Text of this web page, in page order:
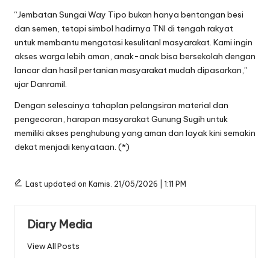
“Jembatan Sungai Way Tipo bukan hanya bentangan besi
dan semen, tetapi simbol hadirnya TNI di tengah rakyat
untuk membantu mengatasi kesulitanl masyarakat. Kami ingin
akses warga lebih aman, anak-anak bisa bersekolah dengan
lancar dan hasil pertanian masyarakat mudah dipasarkan,”
ujar Danramil.
Dengan selesainya tahaplan pelangsiran material dan
pengecoran, harapan masyarakat Gunung Sugih untuk
memiliki akses penghubung yang aman dan layak kini semakin
dekat menjadi kenyataan. (*)
Last updated on Kamis. 21/05/2026 | 1:11 PM
Diary Media
View All Posts